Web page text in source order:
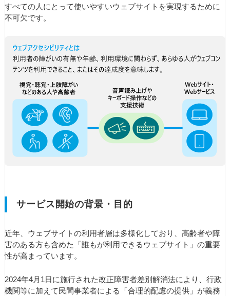
すべての人にとって使いやすいウェブサイトを実現するために
不可欠です。
サービス開始の背景・目的
近年、ウェブサイトの利用者層は多様化しており、高齢者や障
害のある方も含めた「誰もが利用できるウェブサイト」の重要
性が高まっています。
2024年4月1日に施行された改正障害者差別解消法により、行政
機関等に加えて民間事業者による「合理的配慮の提供」が義務